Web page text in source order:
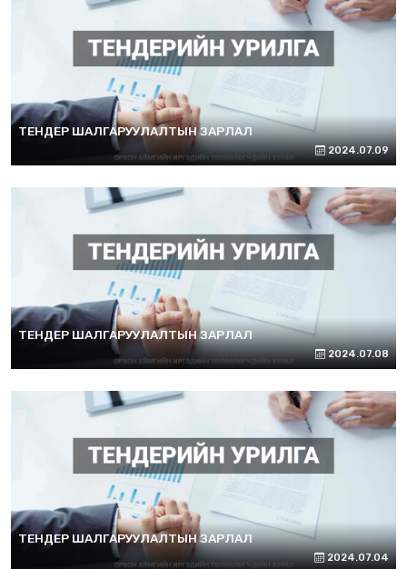
ТЕНДЕР ШАЛГАРУУЛАЛТЫН ЗАРЛАЛ
2024.07.09
ТЕНДЕР ШАЛГАРУУЛАЛТЫН ЗАРЛАЛ
2024.07.08
ТЕНДЕР ШАЛГАРУУЛАЛТЫН ЗАРЛАЛ
2024.07.04